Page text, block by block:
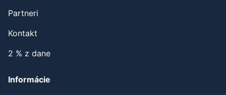
Partneri
Kontakt
2 % z dane
Informácie